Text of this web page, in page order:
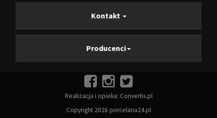
Kontakt
Producenci
Realizacja i opieka: Convertis.pl
Copyright 2026 porcelana24.pl